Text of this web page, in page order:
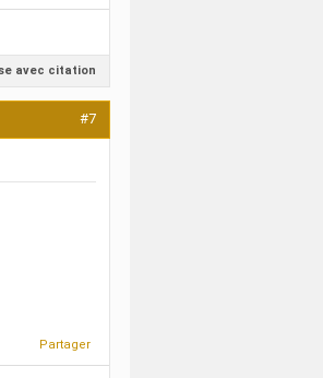
avec citation
#7
Partager